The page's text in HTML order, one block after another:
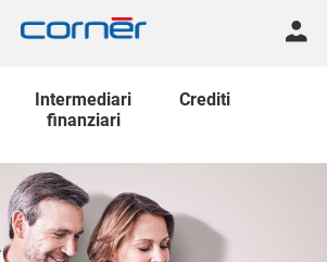
Intermediari
finanziari
Crediti